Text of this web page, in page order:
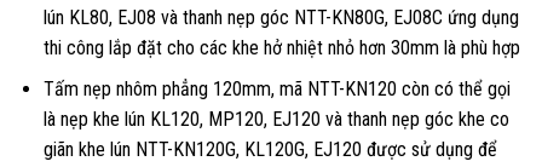
lún KL80, EJ08 và thanh nẹp góc NTT-KN80G, EJ08C ứng dụng
thi công lắp đặt cho các khe hở nhiệt nhỏ hơn 30mm là phù hợp
Tấm nẹp nhôm phẳng 120mm, mã NTT-KN120 còn có thể gọi
là nẹp khe lún KL120, MP120, EJ120 và thanh nẹp góc khe co
giãn khe lún NTT-KN120G, KL120G, EJ120 được sử dụng để